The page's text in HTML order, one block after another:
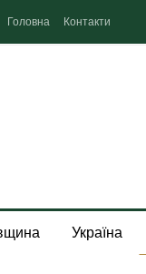
Головна Контакти
Україна